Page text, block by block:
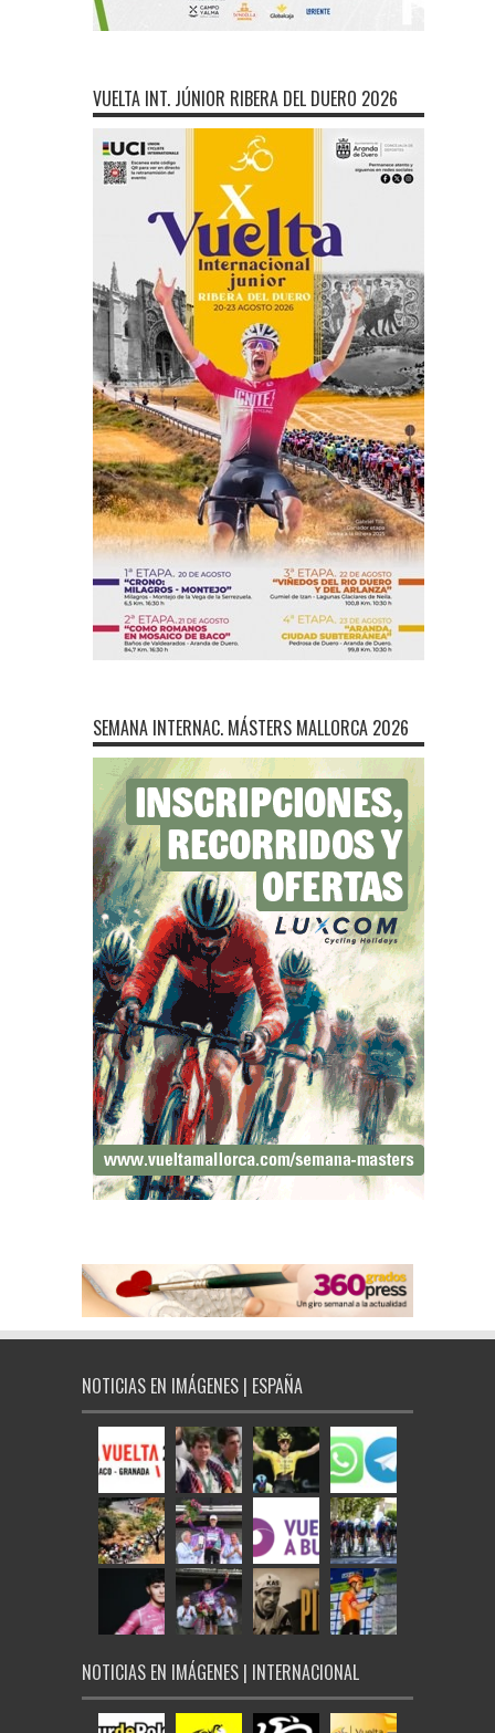
VUELTA INT. JÚNIOR RIBERA DEL DUERO 2026
SEMANA INTERNAC. MÁSTERS MALLORCA 2026
NOTICIAS EN IMÁGENES | ESPAÑA
NOTICIAS EN IMÁGENES | INTERNACIONAL